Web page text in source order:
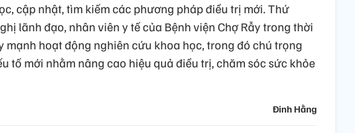
cập nhật, tìm kiếm các phương pháp điều trị mới. Thứ
lãnh đạo, nhân viên y tế của Bệnh viện Chợ Rẫy trong thời
mạnh hoạt động nghiên cứu khoa học, trong đó chú trọng
tố mới nhằm nâng cao hiệu quả điều trị, chăm sóc sức khỏe
Đinh Hằng